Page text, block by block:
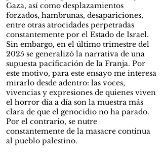
Gaza, así como desplazamientos
forzados, hambrunas, desapariciones,
entre otras atrocidades perpetradas
constantemente por el Estado de Israel.
Sin embargo, en el último trimestre del
2025 se generalizó la narrativa de una
supuesta pacificación de la Franja. Por
este motivo, para este ensayo me interesa
mirarlo desde adentro: las voces,
vivencias y expresiones de quienes viven
el horror día a día son la muestra más
clara de que el genocidio no ha parado.
Por el contrario, se nutre
constantemente de la masacre continua
al pueblo palestino.